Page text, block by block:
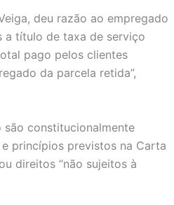
deu razão ao empregado
a título de taxa de serviço
pago pelos clientes
da parcela retida”,
constitucionalmente
princípios previstos na Carta
direitos “não sujeitos à